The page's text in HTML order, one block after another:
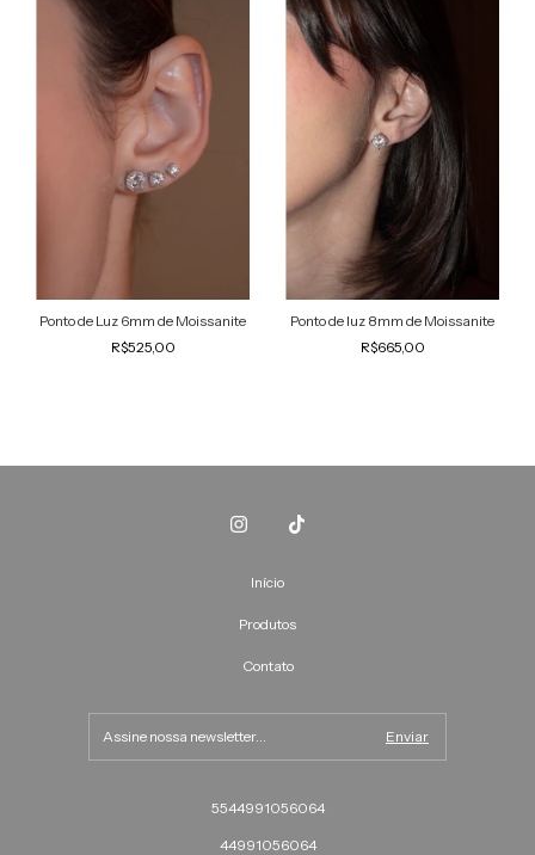
Ponto de Luz 6mm de Moissanite
R$525,00
Ponto de luz 8mm de Moissanite
R$665,00
Início
Produtos
Contato
5544991056064
44991056064